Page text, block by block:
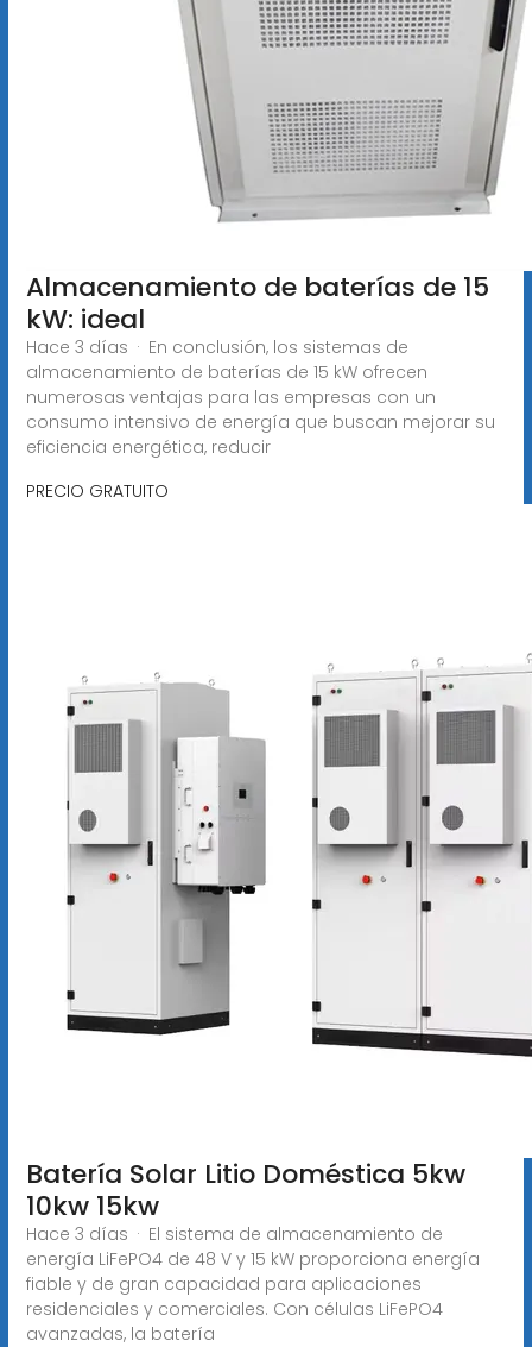
Almacenamiento de baterías de 15
kW: ideal
Hace 3 días · En conclusión, los sistemas de
almacenamiento de baterías de 15 kW ofrecen
numerosas ventajas para las empresas con un
consumo intensivo de energía que buscan mejorar su
eficiencia energética, reducir
PRECIO GRATUITO
Batería Solar Litio Doméstica 5kw
10kw 15kw
Hace 3 días · El sistema de almacenamiento de
energía LiFePO4 de 48 V y 15 kW proporciona energía
fiable y de gran capacidad para aplicaciones
residenciales y comerciales. Con células LiFePO4
avanzadas, la batería